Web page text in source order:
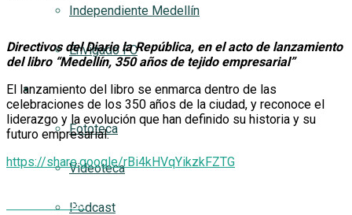
Independiente Medellín
Envigado FC
Multimedia
Fototeca
Videoteca
Podcast
Directivos del Diario la República, en el acto de lanzamiento
del libro “Medellín, 350 años de tejido empresarial”
El lanzamiento del libro se enmarca dentro de las
celebraciones de los 350 años de la ciudad, y reconoce el
liderazgo y la evolución que han definido su historia y su
futuro empresarial.
https://share.google/rBi4kHVqYikzkFZTG
Previous Post